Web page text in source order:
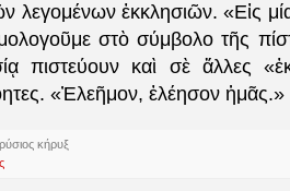
λεγομένων ἐκκλησιῶν. «Εἰς
στὸ σύμβολο τῆς
πιστεύουν καὶ σὲ ἄλλες
«Ἐλεῆμον, ἐλέησον ἡμᾶς.»
κήρυξ